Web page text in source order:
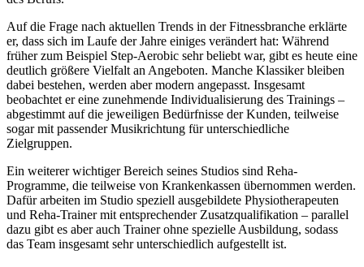
Auf die Frage nach aktuellen Trends in der Fitnessbranche erklärte
er, dass sich im Laufe der Jahre einiges verändert hat: Während
früher zum Beispiel Step-Aerobic sehr beliebt war, gibt es heute eine
deutlich größere Vielfalt an Angeboten. Manche Klassiker bleiben
dabei bestehen, werden aber modern angepasst. Insgesamt
beobachtet er eine zunehmende Individualisierung des Trainings –
abgestimmt auf die jeweiligen Bedürfnisse der Kunden, teilweise
sogar mit passender Musikrichtung für unterschiedliche
Zielgruppen.
Ein weiterer wichtiger Bereich seines Studios sind Reha-
Programme, die teilweise von Krankenkassen übernommen werden.
Dafür arbeiten im Studio speziell ausgebildete Physiotherapeuten
und Reha-Trainer mit entsprechender Zusatzqualifikation – parallel
dazu gibt es aber auch Trainer ohne spezielle Ausbildung, sodass
das Team insgesamt sehr unterschiedlich aufgestellt ist.